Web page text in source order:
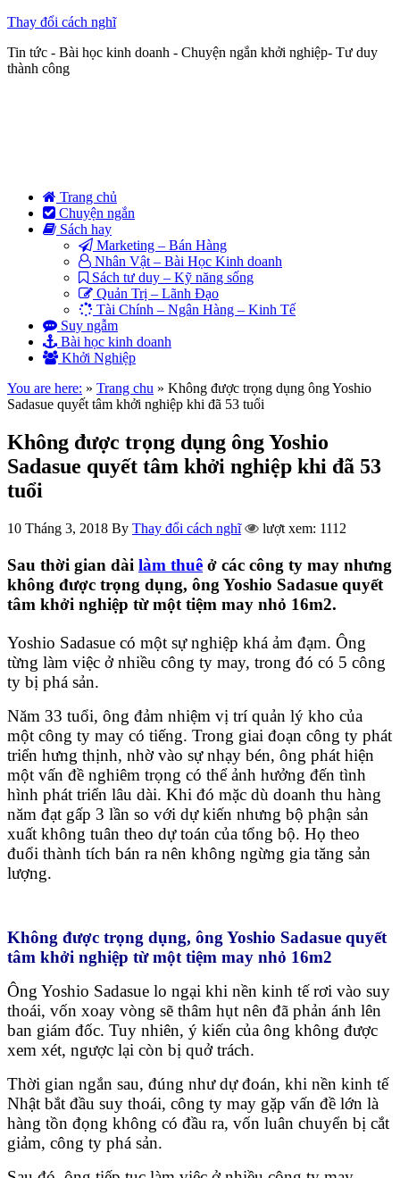
Thay đổi cách nghĩ
Tin tức - Bài học kinh doanh - Chuyện ngắn khởi nghiệp- Tư duy
thành công
Trang chủ
Chuyện ngắn
Sách hay
Marketing – Bán Hàng
Nhân Vật – Bài Học Kinh doanh
Sách tư duy – Kỹ năng sống
Quản Trị – Lãnh Đạo
Tài Chính – Ngân Hàng – Kinh Tế
Suy ngẫm
Bài học kinh doanh
Khởi Nghiệp
You are here: » Trang chu » Không được trọng dụng ông Yoshio
Sadasue quyết tâm khởi nghiệp khi đã 53 tuổi
Không được trọng dụng ông Yoshio
Sadasue quyết tâm khởi nghiệp khi đã 53
tuổi
10 Tháng 3, 2018 By Thay đổi cách nghĩ lượt xem: 1112
Sau thời gian dài làm thuê ở các công ty may nhưng
không được trọng dụng, ông Yoshio Sadasue quyết
tâm khởi nghiệp từ một tiệm may nhỏ 16m2.
Yoshio Sadasue có một sự nghiệp khá ảm đạm. Ông
từng làm việc ở nhiều công ty may, trong đó có 5 công
ty bị phá sản.
Năm 33 tuổi, ông đảm nhiệm vị trí quản lý kho của
một công ty may có tiếng. Trong giai đoạn công ty phát
triển hưng thịnh, nhờ vào sự nhạy bén, ông phát hiện
một vấn đề nghiêm trọng có thể ảnh hưởng đến tình
hình phát triển lâu dài. Khi đó mặc dù doanh thu hàng
năm đạt gấp 3 lần so với dự kiến nhưng bộ phận sản
xuất không tuân theo dự toán của tổng bộ. Họ theo
đuổi thành tích bán ra nên không ngừng gia tăng sản
lượng.
Không được trọng dụng, ông Yoshio Sadasue quyết
tâm khởi nghiệp từ một tiệm may nhỏ 16m2
Ông Yoshio Sadasue lo ngại khi nền kinh tế rơi vào suy
thoái, vốn xoay vòng sẽ thâm hụt nên đã phản ánh lên
ban giám đốc. Tuy nhiên, ý kiến của ông không được
xem xét, ngược lại còn bị quở trách.
Thời gian ngắn sau, đúng như dự đoán, khi nền kinh tế
Nhật bắt đầu suy thoái, công ty may gặp vấn đề lớn là
hàng tồn đọng không có đầu ra, vốn luân chuyển bị cắt
giảm, công ty phá sản.